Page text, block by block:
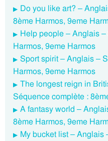
Do you like art? –
8ème Harmos, 9eme
Help people – Anglais
Harmos, 9eme Harmos
Sport spirit – Anglais –
Harmos, 9eme Harmos
The longest reign in
Séquence complète :
A fantasy world –
8ème Harmos, 9eme
My bucket list – Anglais